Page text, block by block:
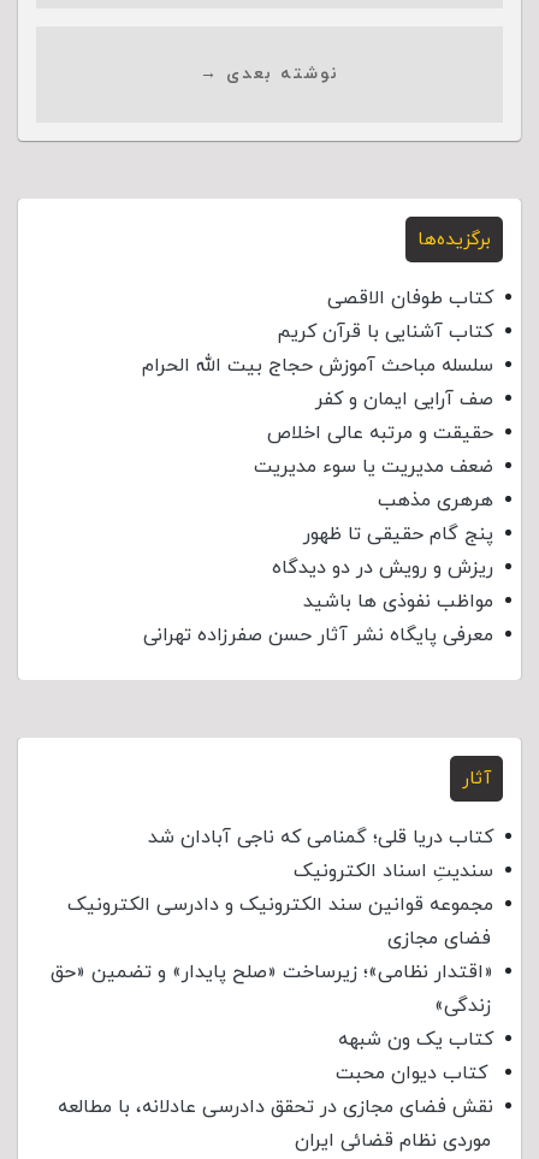
نوشته بعدی →
برگزیده‌ها
کتاب طوفان الاقصی
کتاب آشنایی با قرآن کریم
سلسله مباحث آموزش حجاج بیت الله الحرام
صف آرایی ایمان و کفر
حقیقت و مرتبه عالی اخلاص
ضعف مدیریت یا سوء مدیریت
هرهری مذهب
پنج گام حقیقی تا ظهور
ریزش و رویش در دو دیدگاه
مواظب نفوذی‌ ها باشید
معرفی پایگاه نشر آثار حسن صفرزاده تهرانی
آثار
کتاب دریا قلی؛ گمنامی که ناجی آبادان شد
سندیتِ اسناد الکترونیک
مجموعه قوانین سند الکترونیک و دادرسی الکترونیک
فضای مجازی
«اقتدار نظامی»؛ زیرساخت «صلح پایدار» و تضمین «حق
زندگی»
کتاب یک ون شبهه
کتاب دیوان محبت
نقش فضای مجازی در تحقق دادرسی عادلانه، با مطالعه
موردی نظام قضائی ایران